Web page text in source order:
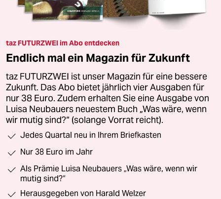
taz FUTURZWEI im Abo entdecken
Endlich mal ein Magazin für Zukunft
taz FUTURZWEI ist unser Magazin für eine bessere
Zukunft. Das Abo bietet jährlich vier Ausgaben für
nur 38 Euro. Zudem erhalten Sie eine Ausgabe von
Luisa Neubauers neuestem Buch „Was wäre, wenn
wir mutig sind?“ (solange Vorrat reicht).
Jedes Quartal neu in Ihrem Briefkasten
Nur 38 Euro im Jahr
Als Prämie Luisa Neubauers „Was wäre, wenn wir
mutig sind?“
Herausgegeben von Harald Welzer